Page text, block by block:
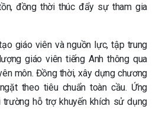
đồng thời thúc đẩy sự tham gia
giáo viên và nguồn lực, tập ​​trung
giáo viên tiếng Anh thông qua
môn. Đồng thời, xây dựng chương
theo tiêu chuẩn toàn cầu. Ứng
hỗ trợ khuyến khích sử dụng